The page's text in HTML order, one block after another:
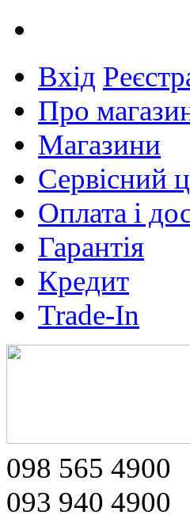
Вхід
Про
Магазини
Сервісний
Оплата і
Гарантія
Кредит
Trade-In
098 565 4900
093 940 4900